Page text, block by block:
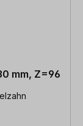
mm, Z=96